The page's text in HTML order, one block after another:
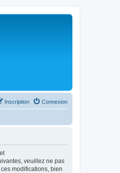
Connexion
Inscription
veuillez ne pas
modifications, bien